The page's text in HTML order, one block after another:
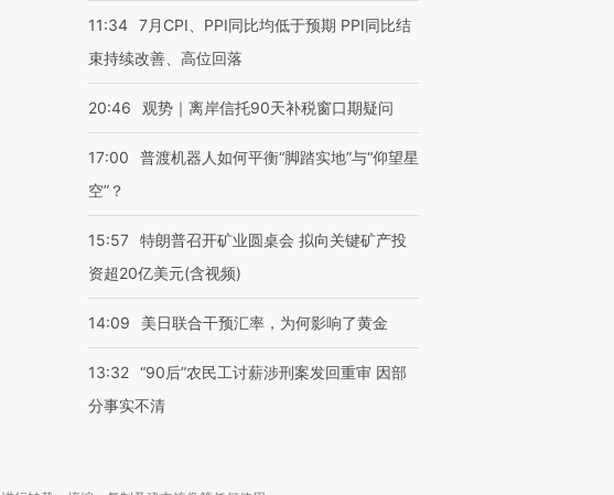
11:34 7月CPI、PPI同比均低于预期 PPI同比结
束持续改善、高位回落
20:46 观势｜离岸信托90天补税窗口期疑问
17:00
普渡机器人如何平衡“脚踏实地”与“仰望星
空”？
15:57 特朗普召开矿业圆桌会 拟向关键矿产投
资超20亿美元(含视频)
14:09 美日联合干预汇率，为何影响了黄金
13:32 “90后”农民工讨薪涉刑案发回重审 因部
分事实不清